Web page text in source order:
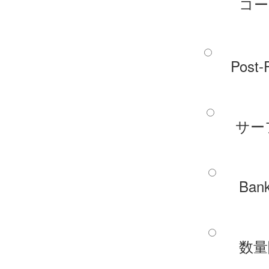
サ
数